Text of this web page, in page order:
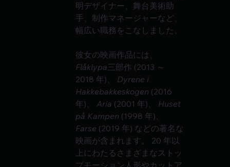
明デザイナー、舞台美術助
手、制作マネージャーなど、
幅広い職務をこなしました。
彼女の映画作品には、
Flåklypa三部作 (2013 ～
2018 年)、 Dyrene i
Hakkebakkeskogen (2016
年)、 Aria (2001 年)、 Huset
på Kampen (1998 年)、
Farse (2019 年) などの著名な
映画が含まれます。 20 年以
上にわたるさまざまなストッ